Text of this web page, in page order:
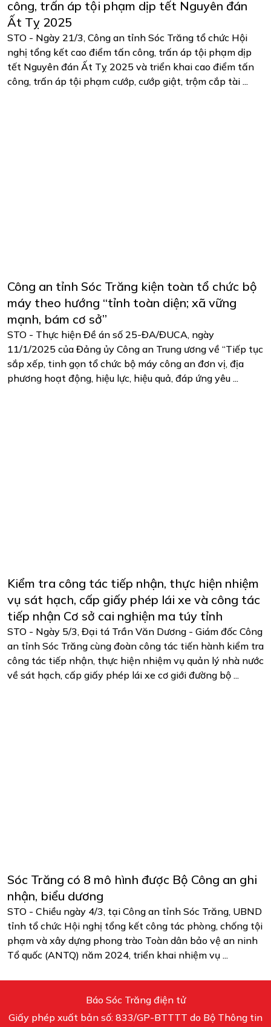
công, trấn áp tội phạm dịp tết Nguyên đán
Ất Tỵ 2025
STO - Ngày 21/3, Công an tỉnh Sóc Trăng tổ chức Hội
nghị tổng kết cao điểm tấn công, trấn áp tội phạm dịp
tết Nguyên đán Ất Tỵ 2025 và triển khai cao điểm tấn
công, trấn áp tội phạm cướp, cướp giật, trộm cắp tài ...
Công an tỉnh Sóc Trăng kiện toàn tổ chức bộ
máy theo hướng “tỉnh toàn diện; xã vững
mạnh, bám cơ sở”
STO - Thực hiện Đề án số 25-ĐA/ĐUCA, ngày
11/1/2025 của Đảng ủy Công an Trung ương về “Tiếp tục
sắp xếp, tinh gọn tổ chức bộ máy công an đơn vị, địa
phương hoạt động, hiệu lực, hiệu quả, đáp ứng yêu ...
Kiểm tra công tác tiếp nhận, thực hiện nhiệm
vụ sát hạch, cấp giấy phép lái xe và công tác
tiếp nhận Cơ sở cai nghiện ma túy tỉnh
STO - Ngày 5/3, Đại tá Trần Văn Dương - Giám đốc Công
an tỉnh Sóc Trăng cùng đoàn công tác tiến hành kiểm tra
công tác tiếp nhận, thực hiện nhiệm vụ quản lý nhà nước
về sát hạch, cấp giấy phép lái xe cơ giới đường bộ ...
Sóc Trăng có 8 mô hình được Bộ Công an ghi
nhận, biểu dương
STO - Chiều ngày 4/3, tại Công an tỉnh Sóc Trăng, UBND
tỉnh tổ chức Hội nghị tổng kết công tác phòng, chống tội
phạm và xây dựng phong trào Toàn dân bảo vệ an ninh
Tổ quốc (ANTQ) năm 2024, triển khai nhiệm vụ ...
Báo Sóc Trăng điện tử
Giấy phép xuất bản số: 833/GP-BTTTT do Bộ Thông tin